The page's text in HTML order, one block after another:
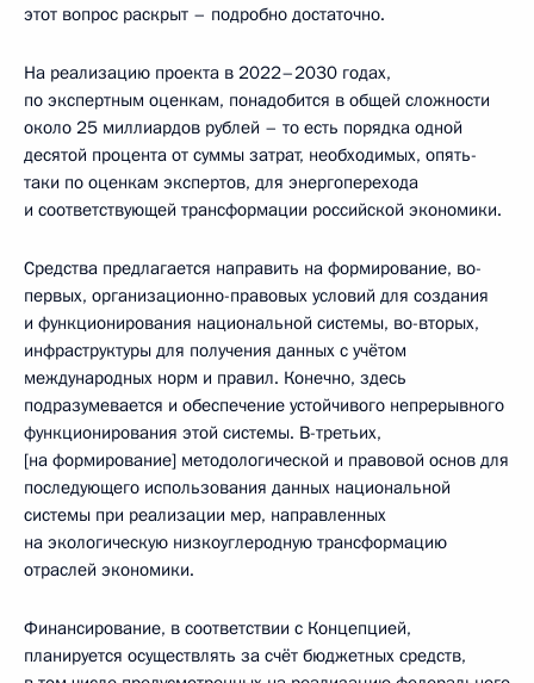
этот вопрос раскрыт – подробно достаточно.
На реализацию проекта в 2022–2030 годах,
по экспертным оценкам, понадобится в общей сложности
около 25 миллиардов рублей – то есть порядка одной
десятой процента от суммы затрат, необходимых, опять-
таки по оценкам экспертов, для энергоперехода
и соответствующей трансформации российской экономики.
Средства предлагается направить на формирование, во-
первых, организационно-правовых условий для создания
и функционирования национальной системы, во-вторых,
инфраструктуры для получения данных с учётом
международных норм и правил. Конечно, здесь
подразумевается и обеспечение устойчивого непрерывного
функционирования этой системы. В-третьих,
[на формирование] методологической и правовой основ для
последующего использования данных национальной
системы при реализации мер, направленных
на экологическую низкоуглеродную трансформацию
отраслей экономики.
Финансирование, в соответствии с Концепцией,
планируется осуществлять за счёт бюджетных средств,